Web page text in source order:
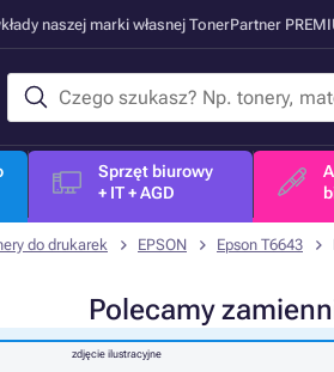
naszej marki własnej TonerPartner
Sprzęt biurowy
+ IT + AGD
do drukarek EPSON Epson T6643
Polecamy
zdjęcie ilustracyjne